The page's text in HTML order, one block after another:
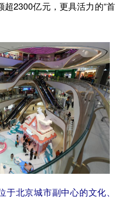
超2300亿元，更具活力的“首
于北京城市副中心的文化、